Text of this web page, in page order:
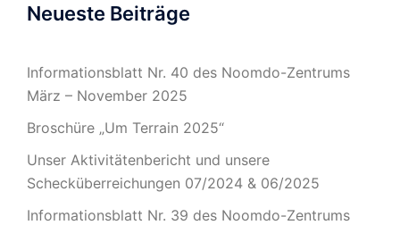
Neueste Beiträge
Informationsblatt Nr. 40 des Noomdo-Zentrums
März – November 2025
Broschüre „Um Terrain 2025“
Unser Aktivitätenbericht und unsere
Schecküberreichungen 07/2024 & 06/2025
Informationsblatt Nr. 39 des Noomdo-Zentrums